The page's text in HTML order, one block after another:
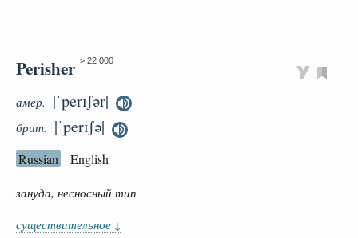
Perisher > 22 000
амер. |ˈperɪʃər|
брит. |ˈperɪʃə|
Russian English
зануда, несносный тип
существительное ↓